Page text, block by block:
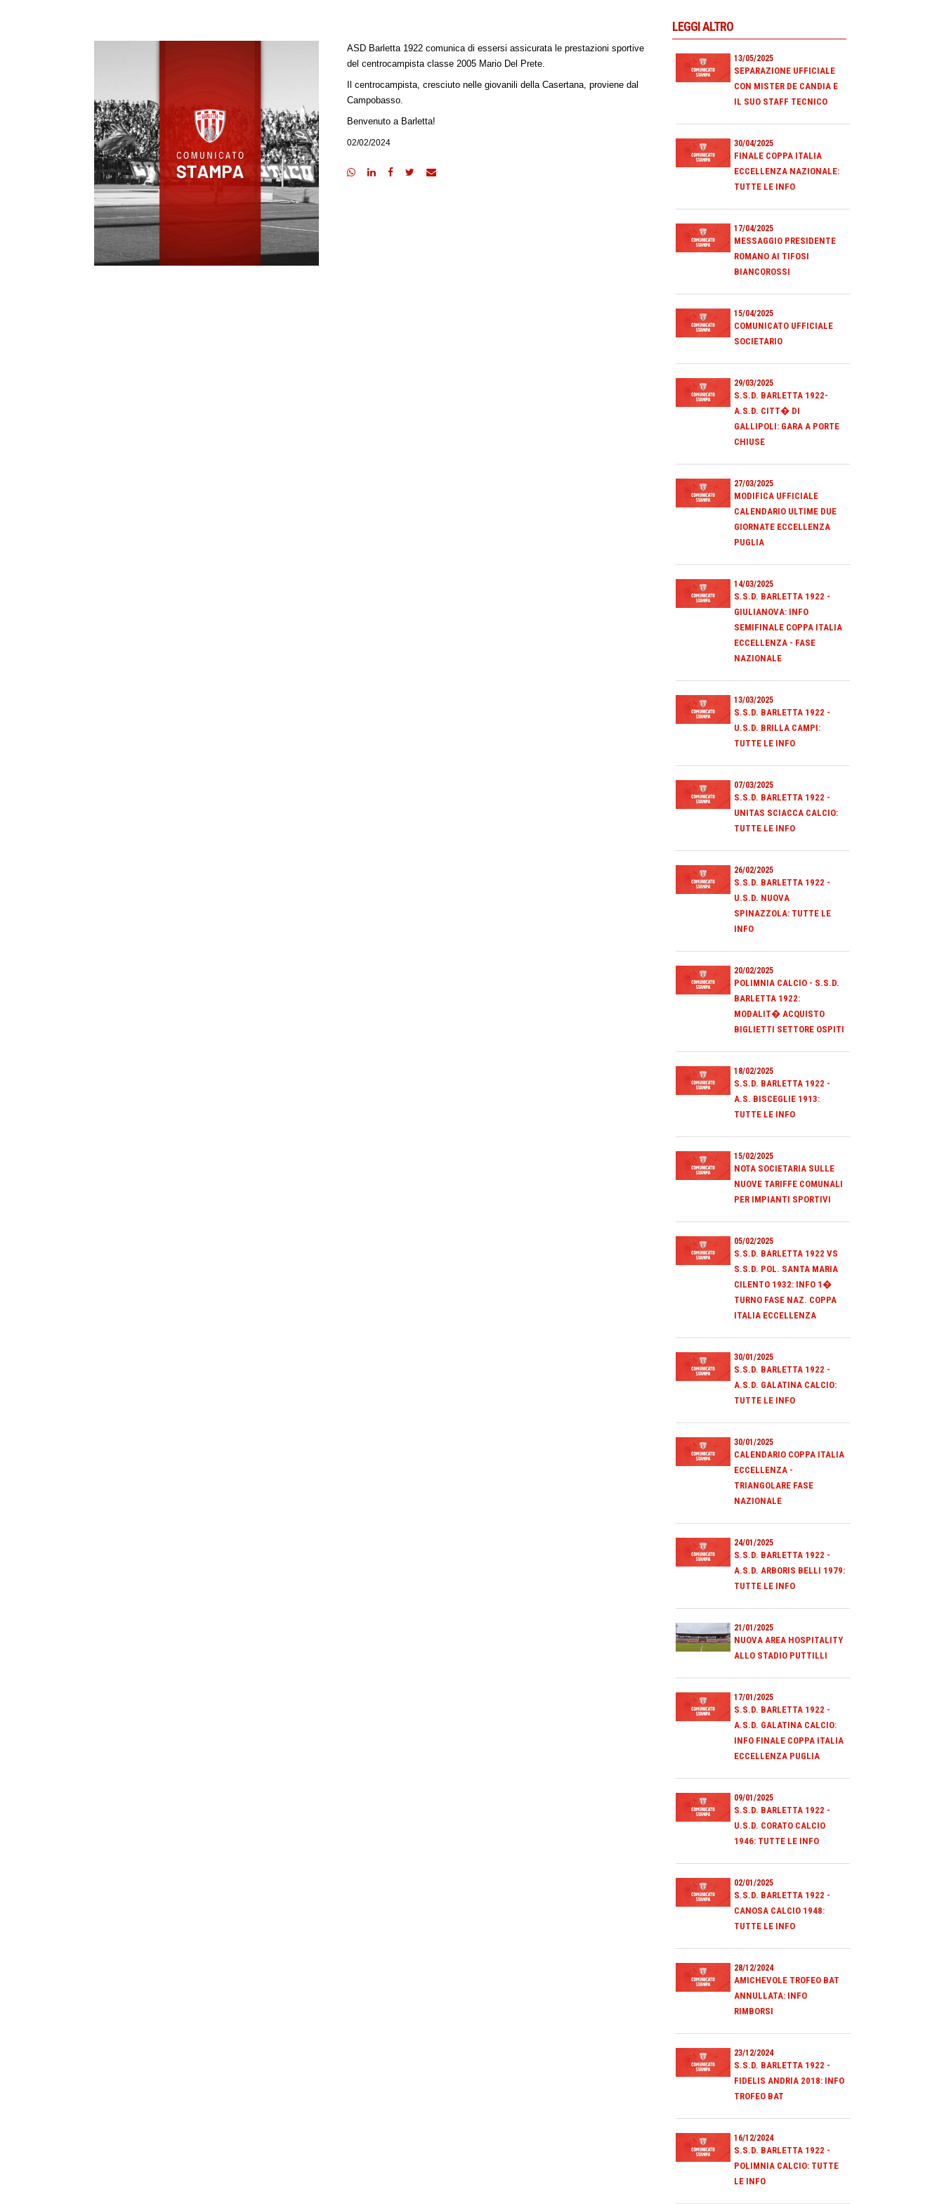
ASD Barletta 1922 comunica di essersi assicurata le prestazioni sportive
del centrocampista classe 2005 Mario Del Prete.
Il centrocampista, cresciuto nelle giovanili della Casertana, proviene dal
Campobasso.
Benvenuto a Barletta!
02/02/2024
LEGGI ALTRO
13/05/2025
SEPARAZIONE UFFICIALE
CON MISTER DE CANDIA E
IL SUO STAFF TECNICO
30/04/2025
FINALE COPPA ITALIA
ECCELLENZA NAZIONALE:
TUTTE LE INFO
17/04/2025
MESSAGGIO PRESIDENTE
ROMANO AI TIFOSI
BIANCOROSSI
15/04/2025
COMUNICATO UFFICIALE
SOCIETARIO
29/03/2025
S.S.D. BARLETTA 1922-
A.S.D. CITT� DI
GALLIPOLI: GARA A PORTE
CHIUSE
27/03/2025
MODIFICA UFFICIALE
CALENDARIO ULTIME DUE
GIORNATE ECCELLENZA
PUGLIA
14/03/2025
S.S.D. BARLETTA 1922 -
GIULIANOVA: INFO
SEMIFINALE COPPA ITALIA
ECCELLENZA - FASE
NAZIONALE
13/03/2025
S.S.D. BARLETTA 1922 -
U.S.D. BRILLA CAMPI:
TUTTE LE INFO
07/03/2025
S.S.D. BARLETTA 1922 -
UNITAS SCIACCA CALCIO:
TUTTE LE INFO
26/02/2025
S.S.D. BARLETTA 1922 -
U.S.D. NUOVA
SPINAZZOLA: TUTTE LE
INFO
20/02/2025
POLIMNIA CALCIO - S.S.D.
BARLETTA 1922:
MODALIT� ACQUISTO
BIGLIETTI SETTORE OSPITI
18/02/2025
S.S.D. BARLETTA 1922 -
A.S. BISCEGLIE 1913:
TUTTE LE INFO
15/02/2025
NOTA SOCIETARIA SULLE
NUOVE TARIFFE COMUNALI
PER IMPIANTI SPORTIVI
05/02/2025
S.S.D. BARLETTA 1922 VS
S.S.D. POL. SANTA MARIA
CILENTO 1932: INFO 1�
TURNO FASE NAZ. COPPA
ITALIA ECCELLENZA
30/01/2025
S.S.D. BARLETTA 1922 -
A.S.D. GALATINA CALCIO:
TUTTE LE INFO
30/01/2025
CALENDARIO COPPA ITALIA
ECCELLENZA -
TRIANGOLARE FASE
NAZIONALE
24/01/2025
S.S.D. BARLETTA 1922 -
A.S.D. ARBORIS BELLI 1979:
TUTTE LE INFO
21/01/2025
NUOVA AREA HOSPITALITY
ALLO STADIO PUTTILLI
17/01/2025
S.S.D. BARLETTA 1922 -
A.S.D. GALATINA CALCIO:
INFO FINALE COPPA ITALIA
ECCELLENZA PUGLIA
09/01/2025
S.S.D. BARLETTA 1922 -
U.S.D. CORATO CALCIO
1946: TUTTE LE INFO
02/01/2025
S.S.D. BARLETTA 1922 -
CANOSA CALCIO 1948:
TUTTE LE INFO
28/12/2024
AMICHEVOLE TROFEO BAT
ANNULLATA: INFO
RIMBORSI
23/12/2024
S.S.D. BARLETTA 1922 -
FIDELIS ANDRIA 2018: INFO
TROFEO BAT
16/12/2024
S.S.D. BARLETTA 1922 -
POLIMNIA CALCIO: TUTTE
LE INFO